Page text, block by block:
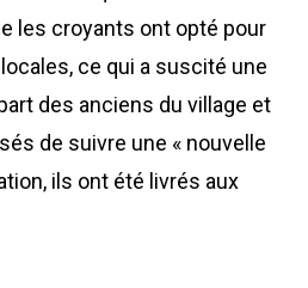
les croyants ont opté pour
ce qui a suscité une
des anciens du village et
de suivre une « nouvelle
ils ont été livrés aux